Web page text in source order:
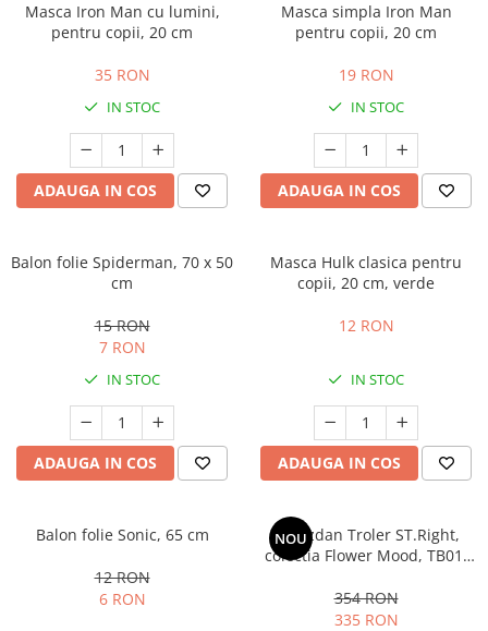
Masca Iron Man cu lumini,
pentru copii, 20 cm
35 RON
IN STOC
ADAUGA IN COS
Masca simpla Iron Man
pentru copii, 20 cm
19 RON
IN STOC
ADAUGA IN COS
Balon folie Spiderman, 70 x 50
cm
15 RON
7 RON
IN STOC
ADAUGA IN COS
Masca Hulk clasica pentru
copii, 20 cm, verde
12 RON
IN STOC
ADAUGA IN COS
Balon folie Sonic, 65 cm
12 RON
6 RON
NOU
Ghiozdan Troler ST.Right,
colectia Flower Mood, TB01,
354 RON
335 RON